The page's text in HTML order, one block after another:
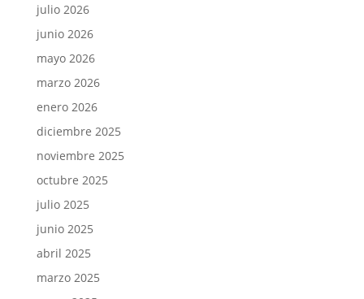
julio 2026
junio 2026
mayo 2026
marzo 2026
enero 2026
diciembre 2025
noviembre 2025
octubre 2025
julio 2025
junio 2025
abril 2025
marzo 2025